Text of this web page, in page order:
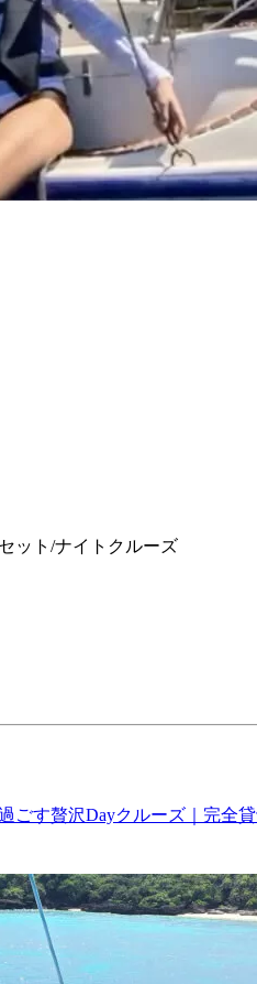
ット/ナイトクルーズ
ごす贅沢Dayクルーズ｜完全